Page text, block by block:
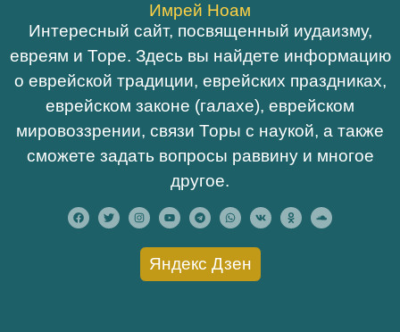
Имрей Ноам
Интересный сайт, посвященный иудаизму,
евреям и Торе. Здесь вы найдете информацию
о еврейской традиции, еврейских праздниках,
еврейском законе (галахе), еврейском
мировоззрении, связи Торы с наукой, а также
сможете задать вопросы раввину и многое
другое.
Яндекс Дзен